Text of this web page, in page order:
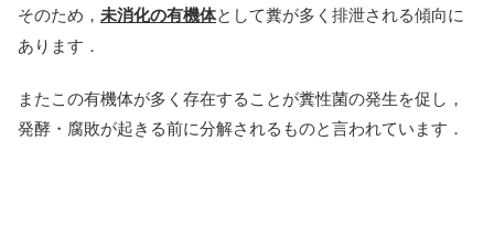
そのため， 未消化の有機体として糞が多く排泄される傾向に
あります．
またこの有機体が多く存在することが糞性菌の発生を促し，
発酵・腐敗が起きる前に分解されるものと言われています．